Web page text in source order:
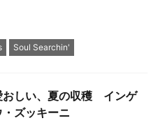
Soul Searchin'
おしい、夏の収穫 インゲ
ズッキーニ